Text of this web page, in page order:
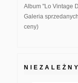
Album "Lo Vintage
Galeria
ceny)